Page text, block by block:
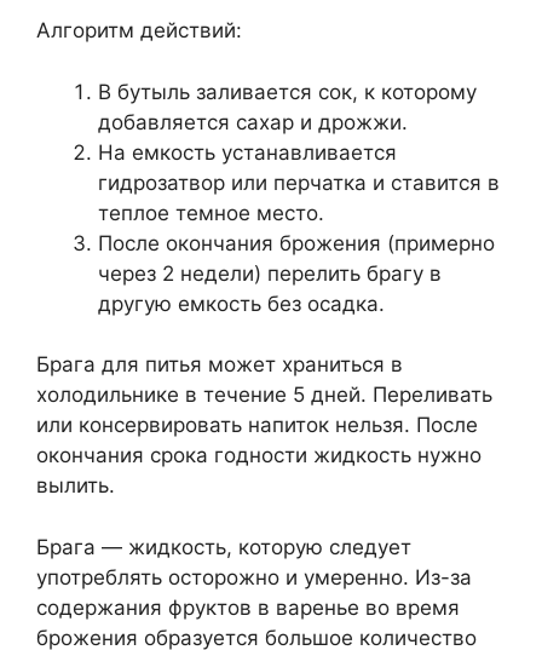
Алгоритм действий:
В бутыль заливается сок, к которому
добавляется сахар и дрожжи.
На емкость устанавливается
гидрозатвор или перчатка и ставится в
теплое темное место.
После окончания брожения (примерно
через 2 недели) перелить брагу в
другую емкость без осадка.
Брага для питья может храниться в
холодильнике в течение 5 дней. Переливать
или консервировать напиток нельзя. После
окончания срока годности жидкость нужно
вылить.
Брага — жидкость, которую следует
употреблять осторожно и умеренно. Из-за
содержания фруктов в варенье во время
брожения образуется большое количество